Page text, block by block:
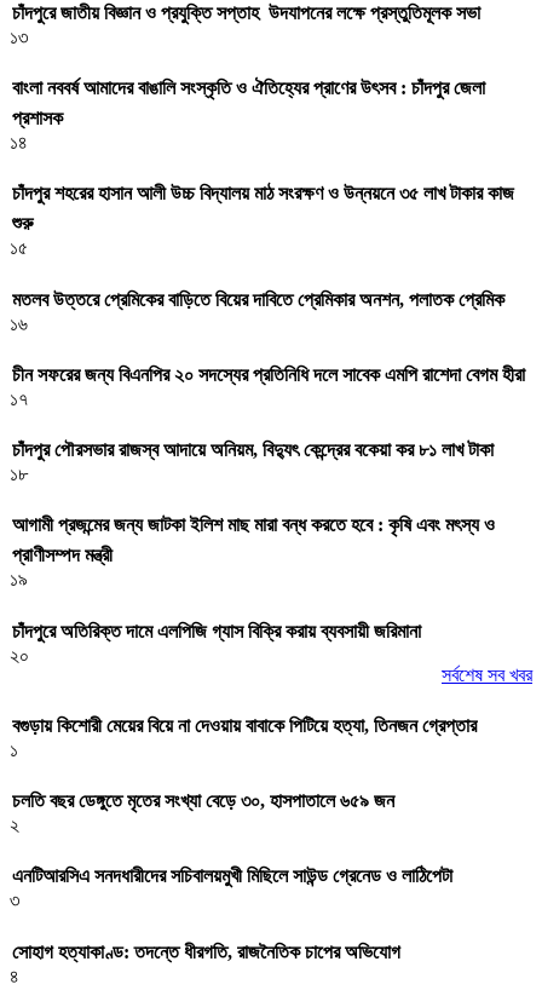
চাঁদপুরে জাতীয় বিজ্ঞান ও প্রযুক্তি সপ্তাহ উদযাপনের লক্ষে প্রস্তুতিমূলক সভা
১৩
বাংলা নববর্ষ আমাদের বাঙালি সংস্কৃতি ও ঐতিহ্যের প্রাণের উৎসব : চাঁদপুর জেলা
প্রশাসক
১৪
চাঁদপুর শহরের হাসান আলী উচ্চ বিদ্যালয় মাঠ সংরক্ষণ ও উন্নয়নে ৩৫ লাখ টাকার কাজ
শুরু
১৫
মতলব উত্তরে প্রেমিকের বাড়িতে বিয়ের দাবিতে প্রেমিকার অনশন, পলাতক প্রেমিক
১৬
চীন সফরের জন্য বিএনপির ২০ সদস্যের প্রতিনিধি দলে সাবেক এমপি রাশেদা বেগম হীরা
১৭
চাঁদপুর পৌরসভার রাজস্ব আদায়ে অনিয়ম, বিদ্যুৎ কেন্দ্রের বকেয়া কর ৮১ লাখ টাকা
১৮
আগামী প্রজন্মের জন্য জাটকা ইলিশ মাছ মারা বন্ধ করতে হবে : কৃষি এবং মৎস্য ও
প্রাণীসম্পদ মন্ত্রী
১৯
চাঁদপুরে অতিরিক্ত দামে এলপিজি গ্যাস বিক্রি করায় ব্যবসায়ী জরিমানা
২০
সর্বশেষ সব খবর
বগুড়ায় কিশোরী মেয়ের বিয়ে না দেওয়ায় বাবাকে পিটিয়ে হত্যা, তিনজন গ্রেপ্তার
১
চলতি বছর ডেঙ্গুতে মৃতের সংখ্যা বেড়ে ৩০, হাসপাতালে ৬৫৯ জন
২
এনটিআরসিএ সনদধারীদের সচিবালয়মুখী মিছিলে সাউন্ড গ্রেনেড ও লাঠিপেটা
৩
সোহাগ হত্যাকাণ্ড: তদন্তে ধীরগতি, রাজনৈতিক চাপের অভিযোগ
৪